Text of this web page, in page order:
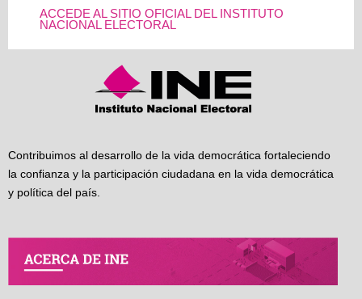
ACCEDE AL SITIO OFICIAL DEL INSTITUTO
NACIONAL ELECTORAL
Contribuimos al desarrollo de la vida democrática fortaleciendo
la confianza y la participación ciudadana en la vida democrática
y política del país.